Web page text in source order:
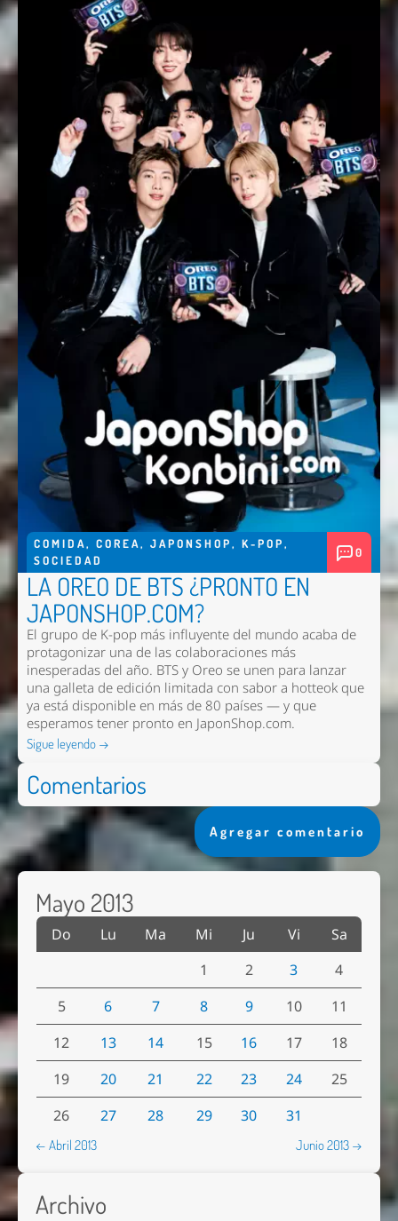
COMIDA, COREA, JAPONSHOP, K-POP,
SOCIEDAD
0
LA OREO DE BTS ¿PRONTO EN
JAPONSHOP.COM?
El grupo de K-pop más influyente del mundo acaba de
protagonizar una de las colaboraciones más
inesperadas del año. BTS y Oreo se unen para lanzar
una galleta de edición limitada con sabor a hotteok que
ya está disponible en más de 80 países — y que
esperamos tener pronto en JaponShop.com.
Sigue leyendo →
Comentarios
Agregar comentario
Mayo 2013
Do Lu Ma Mi Ju Vi
Sa
1
2 3
4
5
6 7 8 9 10
11
12
13 14 15 16 17
18
19
20 21 22 23 24
25
26
27 28 29 30 31
← Abril 2013 Junio 2013 →
Archivo